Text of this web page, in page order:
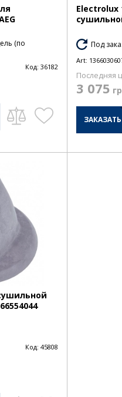
(по
Код: 36182
Electrolux
Под
Art:
Последняя
3 075
ЗАКАЗАТЬ
Код: 45808